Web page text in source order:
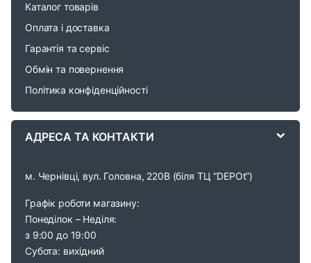
Каталог товарів
Оплата і доставка
Гарантія та сервіс
Обмін та повернення
Політика конфіденційності
АДРЕСА ТА КОНТАКТИ
м. Чернівці, вул. Головна, 220В (біля ТЦ “DEPOt”)
Графік роботи магазину:
Понеділок – Неділя:
з 9:00 до 19:00
Субота: вихідний